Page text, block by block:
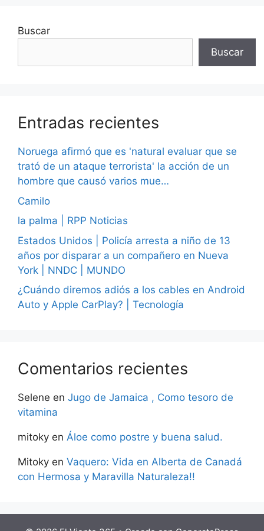
Buscar
Buscar
Entradas recientes
Noruega afirmó que es 'natural evaluar que se
trató de un ataque terrorista' la acción de un
hombre que causó varios mue…
Camilo
la palma | RPP Noticias
Estados Unidos | Policía arresta a niño de 13
años por disparar a un compañero en Nueva
York | NNDC | MUNDO
¿Cuándo diremos adiós a los cables en Android
Auto y Apple CarPlay? | Tecnología
Comentarios recientes
Selene en Jugo de Jamaica , Como tesoro de
vitamina
mitoky en Áloe como postre y buena salud.
Mitoky en Vaquero: Vida en Alberta de Canadá
con Hermosa y Maravilla Naturaleza!!